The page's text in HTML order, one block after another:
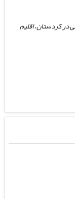
در کردستان، اقلیم